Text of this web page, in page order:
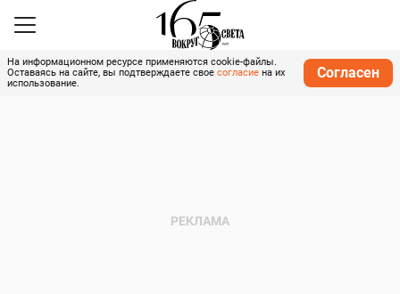
На информационном ресурсе применяются cookie-файлы.
Оставаясь на сайте, вы подтверждаете свое согласие на их
использование.
Согласен